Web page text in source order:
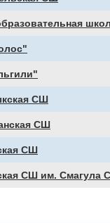
СШ
СШ
СШ
СШ им. Смагула